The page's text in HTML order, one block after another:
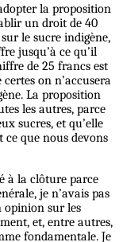
la proposition
un droit de 40
le sucre indigène,
jusqu’à ce qu’il
de 25 francs est
on n’accusera
La proposition
les autres, parce
sucres, et qu’elle
ce que nous devons
à la clôture parce
je n’avais pas
opinion sur les
et, entre autres,
fondamentale. Je